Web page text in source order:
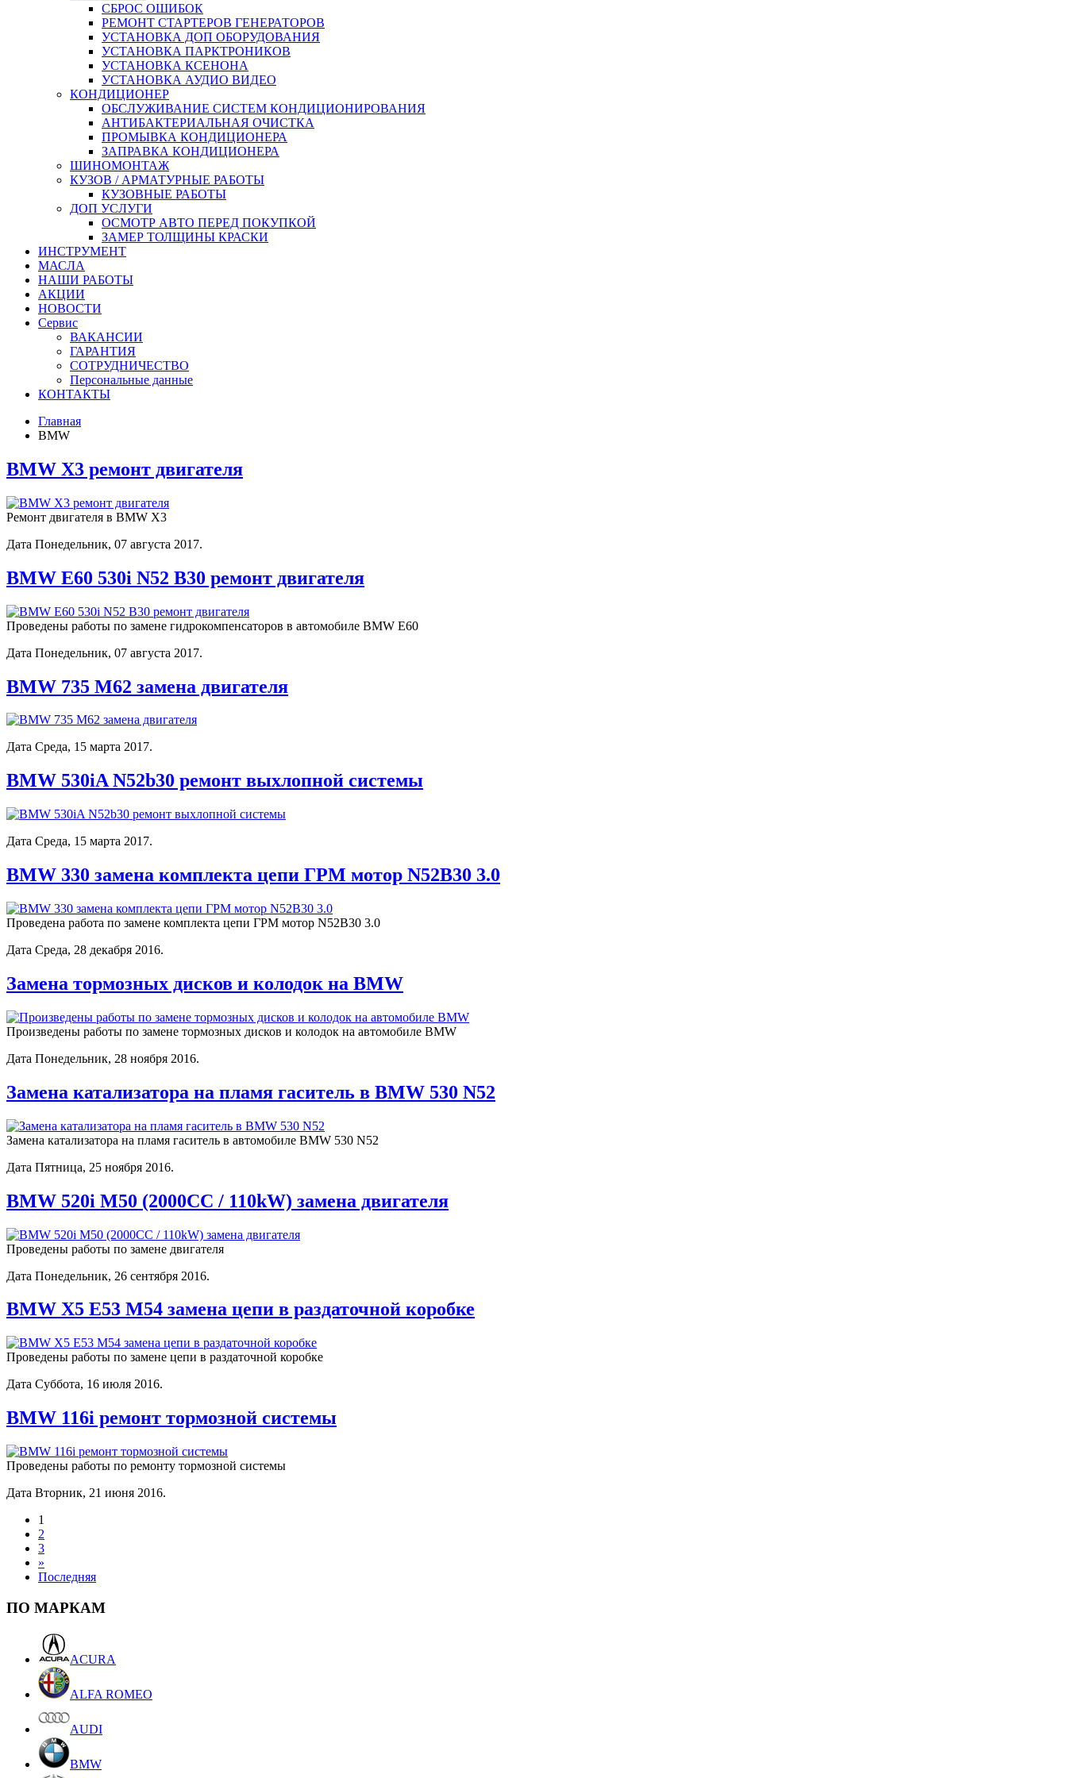
СБРОС ОШИБОК
РЕМОНТ СТАРТЕРОВ ГЕНЕРАТОРОВ
УСТАНОВКА ДОП ОБОРУДОВАНИЯ
УСТАНОВКА ПАРКТРОНИКОВ
УСТАНОВКА КСЕНОНА
УСТАНОВКА АУДИО ВИДЕО
КОНДИЦИОНЕР
ОБСЛУЖИВАНИЕ СИСТЕМ КОНДИЦИОНИРОВАНИЯ
АНТИБАКТЕРИАЛЬНАЯ ОЧИСТКА
ПРОМЫВКА КОНДИЦИОНЕРА
ЗАПРАВКА КОНДИЦИОНЕРА
ШИНОМОНТАЖ
КУЗОВ / АРМАТУРНЫЕ РАБОТЫ
КУЗОВНЫЕ РАБОТЫ
ДОП УСЛУГИ
ОСМОТР АВТО ПЕРЕД ПОКУПКОЙ
ЗАМЕР ТОЛЩИНЫ КРАСКИ
ИНСТРУМЕНТ
МАСЛА
НАШИ РАБОТЫ
АКЦИИ
НОВОСТИ
Сервис
ВАКАНСИИ
ГАРАНТИЯ
СОТРУДНИЧЕСТВО
Персональные данные
КОНТАКТЫ
Главная
BMW
BMW X3 ремонт двигателя
Ремонт двигателя в BMW X3
Дата Понедельник, 07 августа 2017.
BMW E60 530i N52 B30 ремонт двигателя
Проведены работы по замене гидрокомпенсаторов в автомобиле BMW E60
Дата Понедельник, 07 августа 2017.
BMW 735 M62 замена двигателя
Дата Среда, 15 марта 2017.
BMW 530iA N52b30 ремонт выхлопной системы
Дата Среда, 15 марта 2017.
BMW 330 замена комплекта цепи ГРМ мотор N52B30 3.0
Проведена работа по замене комплекта цепи ГРМ мотор N52B30 3.0
Дата Среда, 28 декабря 2016.
Замена тормозных дисков и колодок на BMW
Произведены работы по замене тормозных дисков и колодок на автомобиле BMW
Дата Понедельник, 28 ноября 2016.
Замена катализатора на пламя гаситель в BMW 530 N52
Замена катализатора на пламя гаситель в автомобиле BMW 530 N52
Дата Пятница, 25 ноября 2016.
BMW 520i M50 (2000CC / 110kW) замена двигателя
Проведены работы по замене двигателя
Дата Понедельник, 26 сентября 2016.
BMW X5 E53 M54 замена цепи в раздаточной коробке
Проведены работы по замене цепи в раздаточной коробке
Дата Суббота, 16 июля 2016.
BMW 116i ремонт тормозной системы
Проведены работы по ремонту тормозной системы
Дата Вторник, 21 июня 2016.
1
2
3
»
Последняя
ПО МАРКАМ
ACURA
ALFA ROMEO
AUDI
BMW